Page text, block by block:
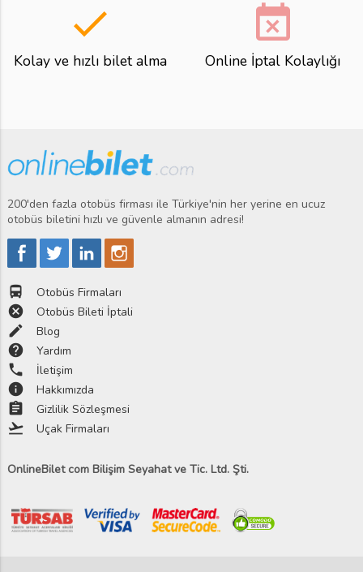
done
Kolay ve hızlı bilet alma
event_busy
Online İptal Kolaylığı
200'den fazla otobüs firması ile Türkiye'nin her yerine en ucuz
otobüs biletini hızlı ve güvenle almanın adresi!
directions_bus Otobüs Firmaları
cancel Otobüs Bileti İptali
edit Blog
help Yardım
phone İletişim
info Hakkımızda
assignment Gizlilik Sözleşmesi
flight_takeoff Uçak Firmaları
OnlineBilet com Bilişim Seyahat ve Tic. Ltd. Şti.